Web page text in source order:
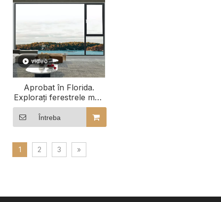
video
Aprobat în Florida.
Explorați ferestrele mari
din aluminiu de vânzare
Întreba
1 2 3 »